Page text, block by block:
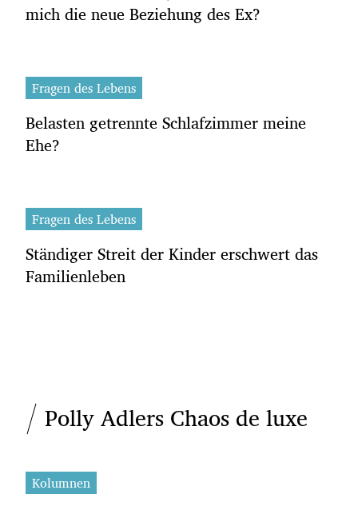
mich die neue Beziehung des Ex?
Fragen des Lebens
Belasten getrennte Schlafzimmer meine
Ehe?
Fragen des Lebens
Ständiger Streit der Kinder erschwert das
Familienleben
Polly Adlers Chaos de luxe
Kolumnen